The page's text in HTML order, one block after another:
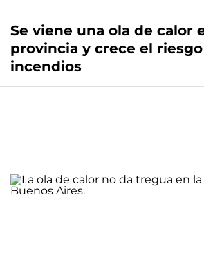
Se viene una ola de calor
provincia y crece el
incendios